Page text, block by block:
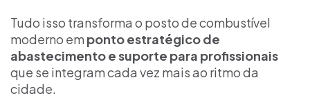
Tudo isso transforma o posto de combustível
moderno em ponto estratégico de
abastecimento e suporte para profissionais
que se integram cada vez mais ao ritmo da
cidade.